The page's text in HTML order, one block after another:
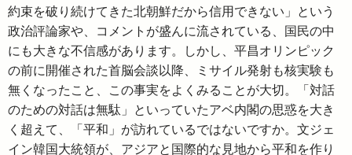
約束を破り続けてきた北朝鮮だから信用できない」という
政治評論家や、コメントが盛んに流されている、国民の中
にも大きな不信感があります。しかし、平昌オリンピック
の前に開催された首脳会談以降、ミサイル発射も核実験も
無くなったこと、この事実をよくみることが大切。「対話
のための対話は無駄」といっていたアベ内閣の思惑を大き
く超えて、「平和」が訪れているではないですか。文ジェ
イン韓国大統領が、アジアと国際的な見地から平和を作り